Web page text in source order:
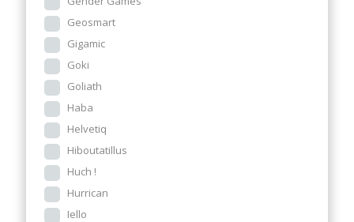
Geosmart
Gigamic
Goki
Goliath
Haba
Helvetiq
Hiboutatillus
Huch !
Hurrican
Iello